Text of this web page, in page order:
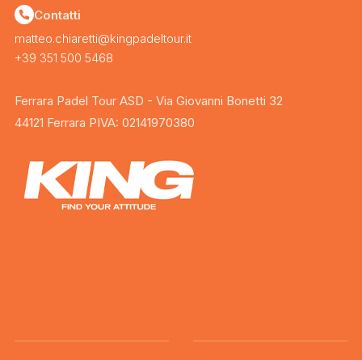
Contatti
matteo.chiaretti@kingpadeltour.it
+39 351 500 5468
Ferrara Padel Tour ASD - Via Giovanni Bonetti 32
44121 Ferrara PIVA: 02141970380